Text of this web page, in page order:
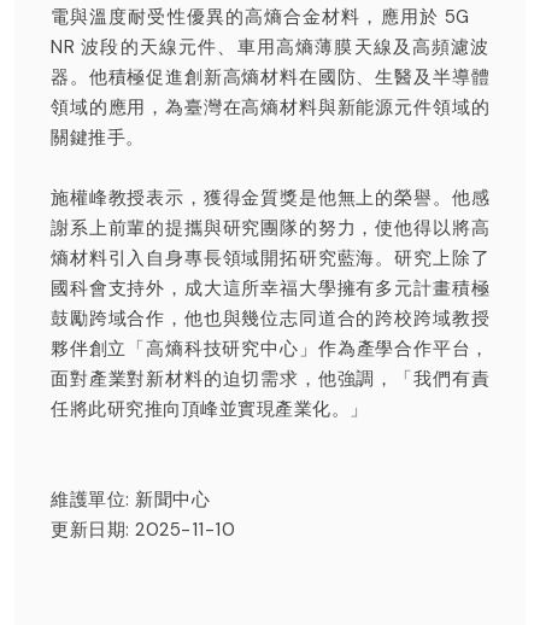
電與溫度耐受性優異的高熵合金材料，應用於 5G
NR 波段的天線元件、車用高熵薄膜天線及高頻濾波
器。他積極促進創新高熵材料在國防、生醫及半導體
領域的應用，為臺灣在高熵材料與新能源元件領域的
關鍵推手。
施權峰教授表示，獲得金質獎是他無上的榮譽。他感
謝系上前輩的提攜與研究團隊的努力，使他得以將高
熵材料引入自身專長領域開拓研究藍海。研究上除了
國科會支持外，成大這所幸福大學擁有多元計畫積極
鼓勵跨域合作，他也與幾位志同道合的跨校跨域教授
夥伴創立「高熵科技研究中心 」作為產學合作平台，
面對產業對新材料的迫切需求，他強調，「我們有責
任將此研究推向頂峰並實現產業化。」
維護單位: 新聞中心
更新日期: 2025-11-10